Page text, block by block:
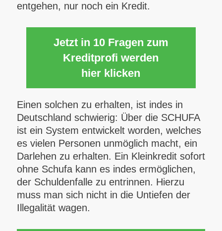
entgehen, nur noch ein Kredit.
Jetzt in 10 Fragen zum
Kreditprofi werden
hier klicken
Einen solchen zu erhalten, ist indes in
Deutschland schwierig: Über die SCHUFA
ist ein System entwickelt worden, welches
es vielen Personen unmöglich macht, ein
Darlehen zu erhalten. Ein Kleinkredit sofort
ohne Schufa kann es indes ermöglichen,
der Schuldenfalle zu entrinnen. Hierzu
muss man sich nicht in die Untiefen der
Illegalität wagen.